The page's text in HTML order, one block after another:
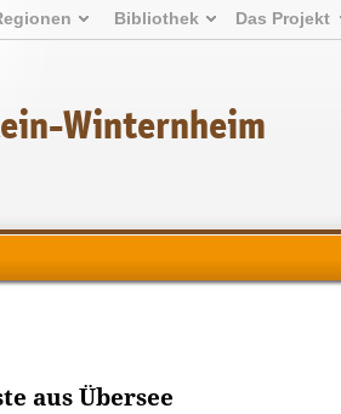
Bibliothek Das Projekt
Winternheim
aus Übersee